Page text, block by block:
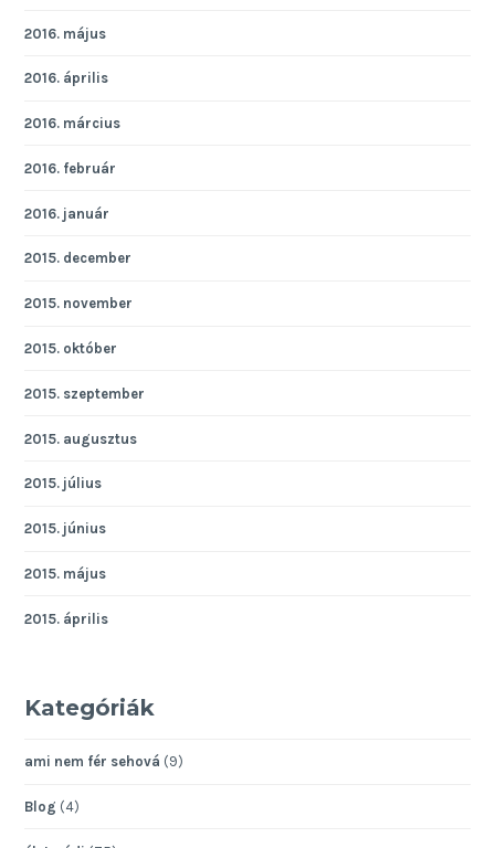
2016. május
2016. április
2016. március
2016. február
2016. január
2015. december
2015. november
2015. október
2015. szeptember
2015. augusztus
2015. július
2015. június
2015. május
2015. április
Kategóriák
ami nem fér sehová (9)
Blog (4)